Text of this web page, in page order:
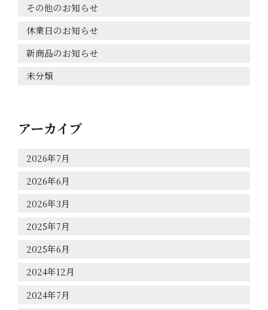
その他のお知らせ
休業日のお知らせ
新商品のお知らせ
未分類
アーカイブ
2026年7月
2026年6月
2026年3月
2025年7月
2025年6月
2024年12月
2024年7月